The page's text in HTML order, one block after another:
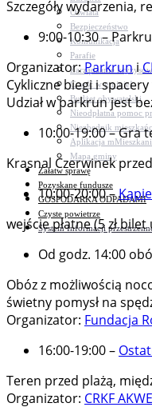
Oświata
Bezpieczeństwo
Komunikacja
Parafie
Zarządzanie
C.ześć w gminie!
Budżet obywatelski
Nieodpłatna pomoc
Niezbędnik
Aplikacja
Mapa gminy
Załatw sprawę
Pozyskane fundusze
GOSPODARKA ODPADAMI
Czyste powietrze
System Informacji
Szczegóły wydarzenia,
9:00-10:30 –
Organizator:Parkruni
Cykliczne biegi i
Udział w parkrun jest
10:00-19:00 – Gra
Krasnal Czerwinek
10:00-20:00 –
wejście płatne (5 zł
Od godz. 14:00
Obóz z możliwością
świetny pomysł na
Organizator: Fundacja
16:00-19:00 –
Teren przed plażą,
Organizator: CRKF